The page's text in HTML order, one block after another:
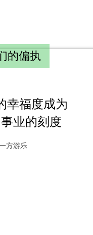
的偏执
幸福度成为
业的刻度
方游乐